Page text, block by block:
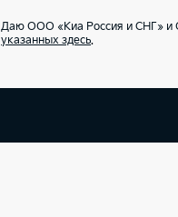
Даю ООО «Киа Россия и СНГ» и
указанных здесь.